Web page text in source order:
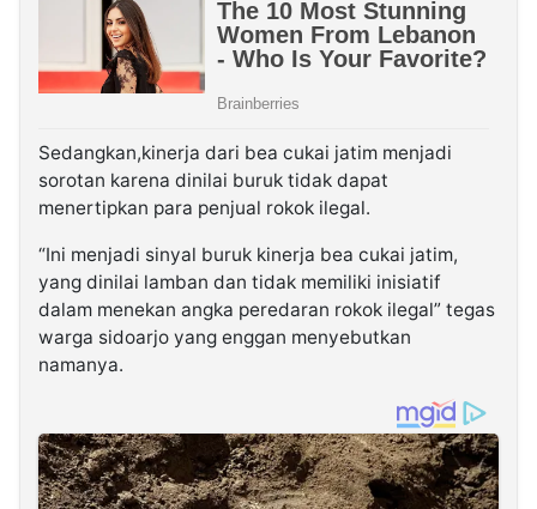
Sedangkan,kinerja dari bea cukai jatim menjadi
sorotan karena dinilai buruk tidak dapat
menertipkan para penjual rokok ilegal.
“Ini menjadi sinyal buruk kinerja bea cukai jatim,
yang dinilai lamban dan tidak memiliki inisiatif
dalam menekan angka peredaran rokok ilegal” tegas
warga sidoarjo yang enggan menyebutkan
namanya.